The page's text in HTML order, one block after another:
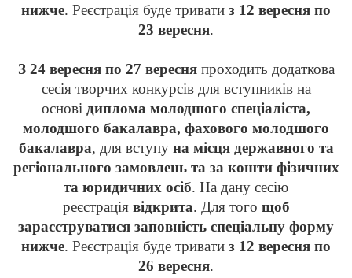
нижче. Реєстрація буде тривати з 12 вересня по
23 вересня.
З 24 вересня по 27 вересняпроходить додаткова
сесія творчих конкурсів для вступників на
основі диплома молодшого спеціаліста,
молодшого бакалавра, фахового молодшого
бакалавра, для вступу на місця державного та
регіонального замовлень та за кошти фізичних
та юридичних осіб. На дану сесію
реєстрація відкрита. Для того щоб
зараєструватися заповність спеціальну форму
нижче. Реєстрація буде тривати з 12 вересня по
26 вересня.